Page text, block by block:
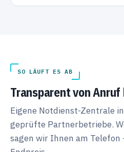
SO LÄUFT ES AB
Transparent von Anruf
Eigene Notdienst-Zentrale
geprüfte Partnerbetriebe.
sagen wir Ihnen am Telefon